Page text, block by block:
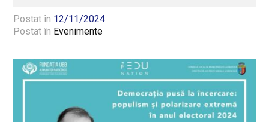
Postat în 12/11/2024
Postat în Evenimente